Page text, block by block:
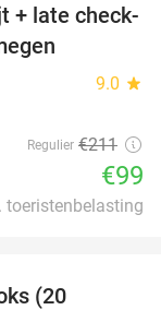
53%
+ late check-
9.0 star
Regulier €211
€99
toeristenbelasting
(20